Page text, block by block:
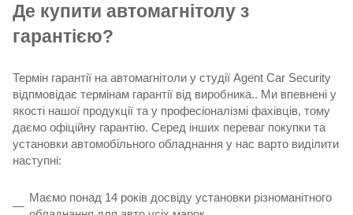
Де купити автомагнітолу з
гарантією?
Термін гарантії на автомагнітоли у студії Agent Car Security
відпмовідає термінам гарантії від виробника.. Ми впевнені у
якості нашої продукції та у професіоналізмі фахівців, тому
даємо офіційну гарантію. Серед інших переваг покупки та
установки автомобільного обладнання у нас варто виділити
наступні:
Маємо понад 14 років досвіду установки різноманітного